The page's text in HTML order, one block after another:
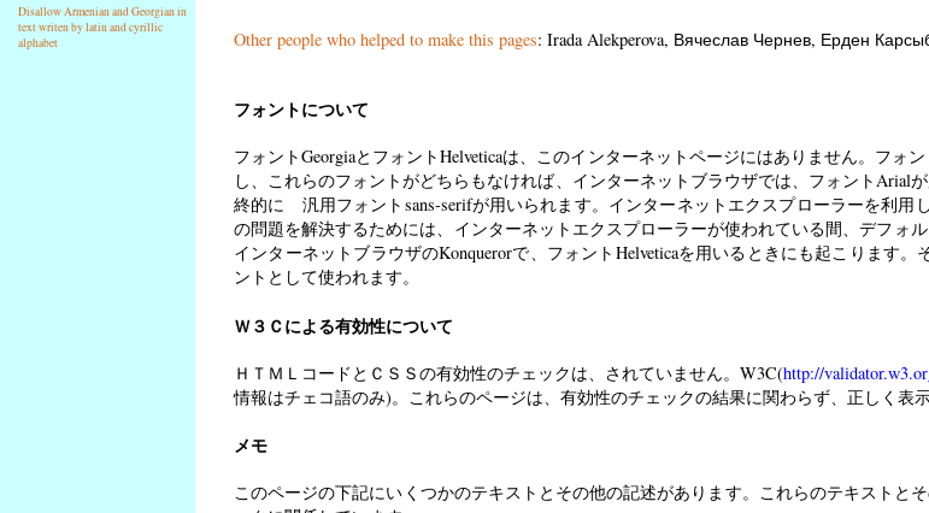
Disallow Armenian and Georgian in
text writen by latin and cyrillic
alphabet
Other people who helped to make this pages: Irada Alekperova, Вячеслав Чернев, Ерден
フォントについて
フォントGeorgiaとフォントHelveticaは、このインターネットページにはありません。フォ
し、これらのフォントがどちらもなければ、インターネットブラウザでは、フォント
終的に 汎用フォントsans-serifが用いられます。インターネットエクスプローラーを利用
の問題を解決するためには、インターネットエクスプローラーが使われている間、デフォ
インターネットブラウザのKonquerorで、フォントHelveticaを用いるときにも起こります
ントとして使われます。
Ｗ３Ｃによる有効性について
ＨＴＭＬコードとＣＳＳの有効性のチェックは、されていません。W3C(http://
情報はチェコ語のみ)。これらのページは、有効性のチェックの結果に関わらず、正しく表
メモ
このページの下記にいくつかのテキストとその他の記述があります。これらのテキスト